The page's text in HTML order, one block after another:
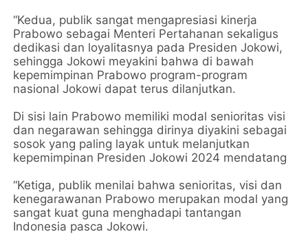
“Kedua, publik sangat mengapresiasi kinerja
Prabowo sebagai Menteri Pertahanan sekaligus
dedikasi dan loyalitasnya pada Presiden Jokowi,
sehingga Jokowi meyakini bahwa di bawah
kepemimpinan Prabowo program-program
nasional Jokowi dapat terus dilanjutkan.
Di sisi lain Prabowo memiliki modal senioritas visi
dan negarawan sehingga dirinya diyakini sebagai
sosok yang paling layak untuk melanjutkan
kepemimpinan Presiden Jokowi 2024 mendatang
“Ketiga, publik menilai bahwa senioritas, visi dan
kenegarawanan Prabowo merupakan modal yang
sangat kuat guna menghadapi tantangan
Indonesia pasca Jokowi.